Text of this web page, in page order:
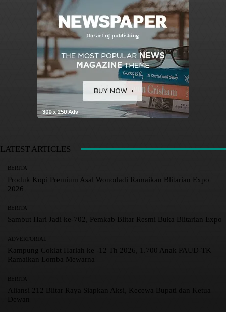
LATEST ARTICLES
BERITA
Produk Kopi Premium Asal Wonodadi Ramaikan Blitarian Expo
2026
BERITA
Sambut Hari Jadi ke-702, Pemkab Blitar Resmi Buka Blitarian Expo
ADVERTORIAL
Kampung Coklat Harlah ke -12 Th 2026, 1.700 Anak PAUD-TK
Ramaikan Lomba Mewarna
BERITA
Aliansi 212 Blitar Raya Siapkan Aksi, Kecewa Bupati dan Ketua
Dewan